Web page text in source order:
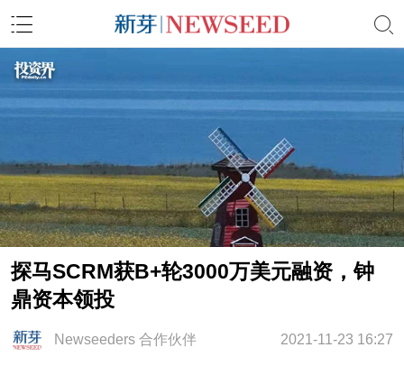
探马SCRM获B+轮3000万美元融资，钟
鼎资本领投
2021-11-23 16:27
Newseeders 合作伙伴